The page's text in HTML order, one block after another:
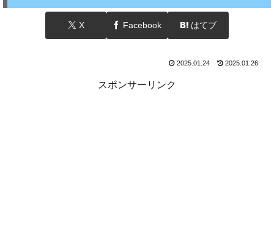
X Facebook はてブ
2025.01.24 2025.01.26
スポンサーリンク